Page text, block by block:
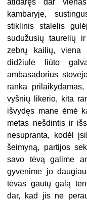
atidaręs dar
kambaryje,
stiklinis stalelis
sudužusių taurelių
zebrų kailių, viena
didžiulė liūto
ambasadorius
ranka
vyšnių likerio, kita
išvydęs mane ėmė
metas nešdintis ir
nesupranta, kodėl
šeimyną, partijos
savo tėvą galime
gyvenime jo
tėvas gautų galą
dar, kad jis ne